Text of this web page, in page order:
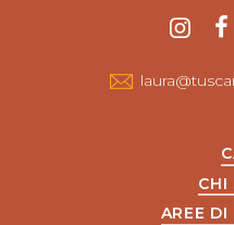
CHI
AREE DI